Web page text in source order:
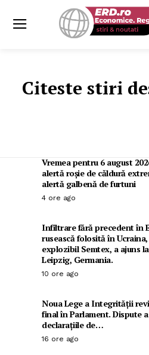
Citeste stiri
Vremea pentru 6 august
alertă roșie de căldură
alertă galbenă de furtuni
4 ore ago
Infiltrare fără precedent în
rusească folosită în
explozibil Semtex, a ajuns
Leipzig, Germania.
10 ore ago
Noua Lege a Integrității
final în Parlament. Dispute
declarațiile de…
16 ore ago